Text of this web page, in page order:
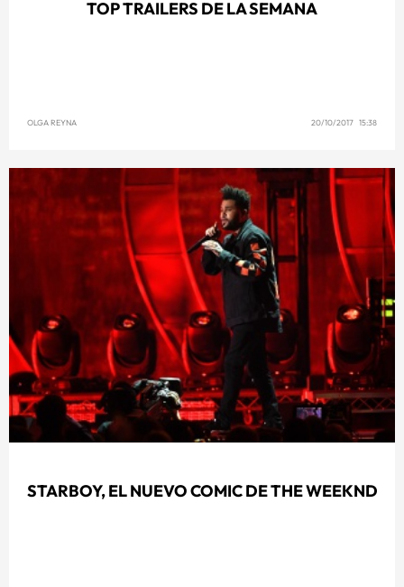
TOP TRAILERS DE LA SEMANA
OLGA REYNA 20/10/2017 15:38
STARBOY, EL NUEVO COMIC DE THE WEEKND